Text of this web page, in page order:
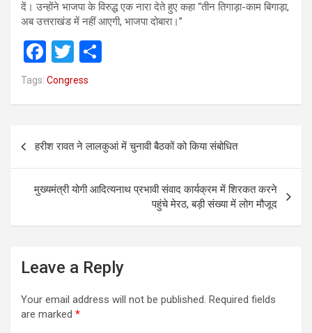
दें। उन्होंने भाजपा के विरुद्ध एक नारा देते हुए कहा “तीन तिगाड़ा-काम बिगाड़ा,
अब उत्तराखंड में नहीं आएगी, भाजपा दोबारा।”
F
a
o
o
k
T
wi
Tags: Congress
Post
हरीश रावत ने लालकुआं में चुनावी बैठकों को किया संबोधित
मुख्‍यमंत्री योगी आदित्‍यनाथ प्रभावी संवाद कार्यक्रम में शिरकत करने
पहुंचे मेरठ, बड़ी संख्‍या में लोग मौजूद
Leave a Reply
Your email address will not be published. Required fields
are marked *